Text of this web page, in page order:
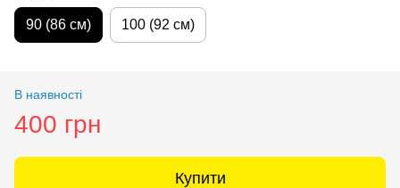
90 (86 см) 100 (92 см)
В наявності
400 грн
Купити